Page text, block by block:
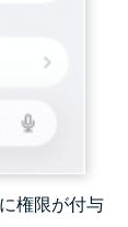
権限が付与